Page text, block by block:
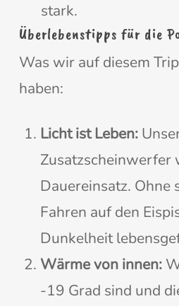
stark.
Überlebenstipps für die
Was wir auf diesem
haben:
Licht ist Leben:
Zusatzscheinwerfer
Dauereinsatz. Ohne
Fahren auf den
Dunkelheit
Wärme von innen:
-19 Grad sind und